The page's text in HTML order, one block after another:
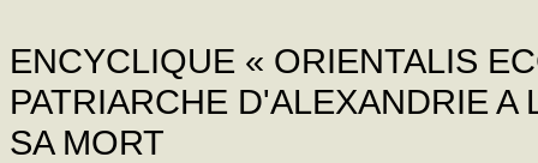
ENCYCLIQUE « ORIENTALIS
PATRIARCHE D'ALEXANDRIE
SA MORT